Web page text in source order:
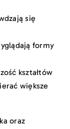
się
formy
kształtów
większe
oraz